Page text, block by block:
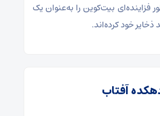
فزاینده‌ای بیت‌کوین را به‌عنوان یک
ذخایر خود کرده‌اند.
آفتاب